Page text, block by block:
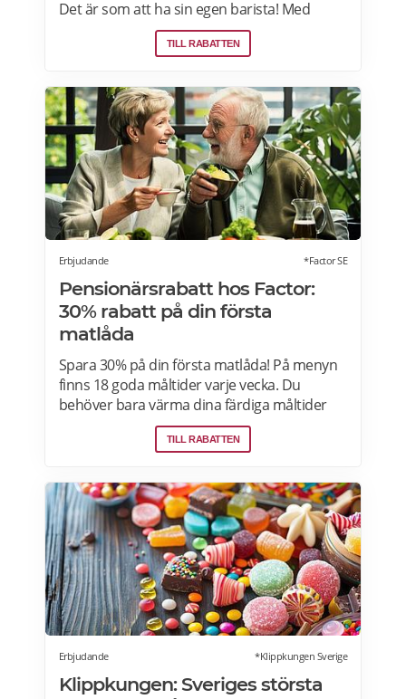
Det är som att ha sin egen barista! Med
kaffemaskiner har du möjlighet att finjustera
styrka, temperatur, arominställning
erbjudanden på kaffemaskiner här.
TILL RABATTEN
Erbjudande *Factor SE
Pensionärsrabatt hos Factor:
30% rabatt på din första
matlåda
Spara 30% på din första matlåda! På menyn
finns 18 goda måltider varje vecka. Du
behöver bara värma dina färdiga måltider
från Factor Meals. Med Factor har du alltid
full kontroll. Du väljer vilka måltider du vill ha.
hoppa över en vecka eller avsluta ditt
abonnemang när du vill. Läs mer om
pensionärsrabatter hos Factor här.
TILL RABATTEN
Erbjudande *Klippkungen Sverige
Klippkungen: Sveriges största